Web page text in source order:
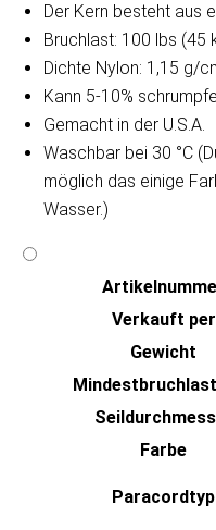
Der Kern besteht aus
Bruchlast: 100 lbs (45
Dichte Nylon: 1,15 g/
Kann 5-10%
Gemacht in der U.S.A.
Waschbar bei 30 °C
möglich das einige
Wasser.)
Verkauft per
Gewicht
Farbe
Paracordtyp